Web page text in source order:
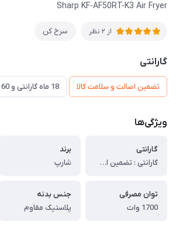
Sharp KF-AF50RT-K3 Air Fryer
از 2 نظر سرخ کن
گارانتی
تضمین اصالت و سلامت کالا 18 ماه گارانتی و 60 ماه خدمات پس از فروش و ضمانت تعویض
ویژگی‌ها
گارانتی
گارانتی : تضمین اصالت و سلامت فیزیکی کالا (اورجینال)
برند
شارپ
توان مصرفی
1700 وات
جنس بدنه
پلاستیک مقاوم